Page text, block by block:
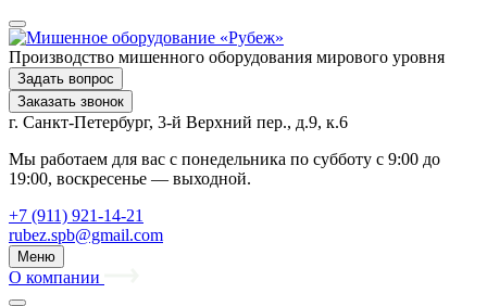
Производство мишенного оборудования мирового уровня
Задать вопрос
Заказать звонок
г. Санкт-Петербург, 3-й Верхний пер., д.9, к.6
Мы работаем для вас с понедельника по субботу с 9:00 до
19:00, воскресенье — выходной.
+7 (911) 921-14-21
rubez.spb@gmail.com
Меню
О компании